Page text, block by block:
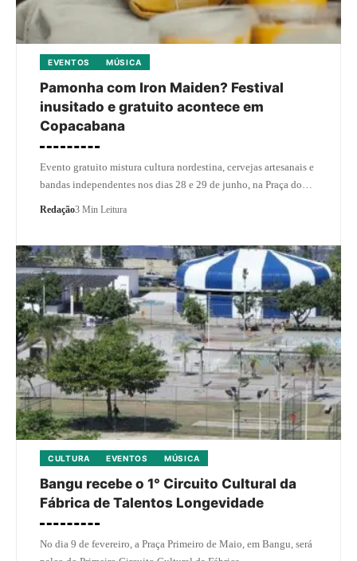
EVENTOS MÚSICA
Pamonha com Iron Maiden? Festival
inusitado e gratuito acontece em
Copacabana
Evento gratuito mistura cultura nordestina, cervejas artesanais e
bandas independentes nos dias 28 e 29 de junho, na Praça do…
Redação3 Min Leitura
CULTURA EVENTOS MÚSICA
Bangu recebe o 1° Circuito Cultural da
Fábrica de Talentos Longevidade
No dia 9 de fevereiro, a Praça Primeiro de Maio, em Bangu, será